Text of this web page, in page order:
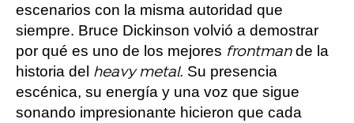
escenarios con la misma autoridad que
siempre. Bruce Dickinson volvió a demostrar
por qué es uno de los mejores frontmande la
historia del heavy metal. Su presencia
escénica, su energía y una voz que sigue
sonando impresionante hicieron que cada